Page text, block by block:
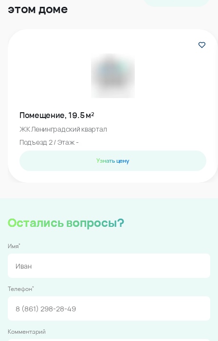
этом доме
Помещение, 19.5 м²
ЖК Ленинградский квартал
Подъезд 2 / Этаж -
Узнать цену
Остались вопросы?
Имя*
Телефон*
Комментарий